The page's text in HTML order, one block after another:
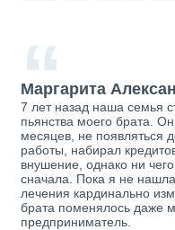
“
Маргарита
7 лет назад наша семья
пьянства моего брата.
месяцев, не появляться
работы, набирал
внушение, однако ни
сначала. Пока я не
лечения кардинально
брата поменялось даже
предприниматель.